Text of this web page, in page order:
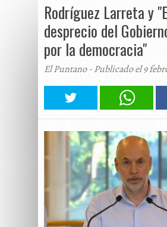
Rodríguez Larreta y
desprecio del
por la democracia"
El Puntano - Publicado el 9